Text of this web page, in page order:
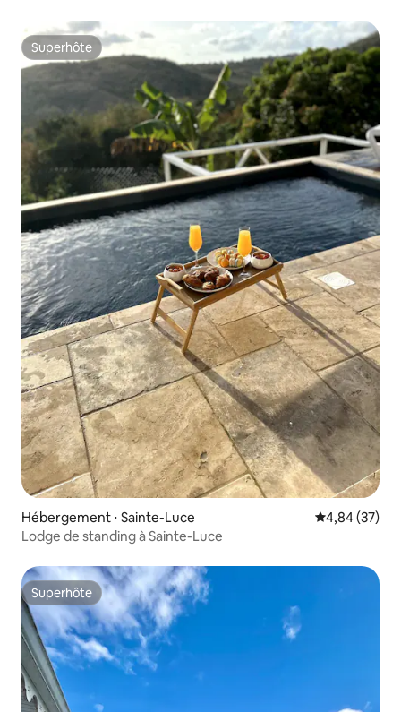
Superhôte
Superhôte
Hébergement ⋅ Sainte-Luce Évaluation
4,84 (37)
Lodge de standing à Sainte-Luce
Superhôte
Superhôte